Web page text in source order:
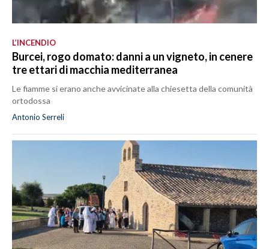
L’INCENDIO
Burcei, rogo domato: danni a un vigneto, in cenere
tre ettari di macchia mediterranea
Le fiamme si erano anche avvicinate alla chiesetta della comunità
ortodossa
Antonio Serreli